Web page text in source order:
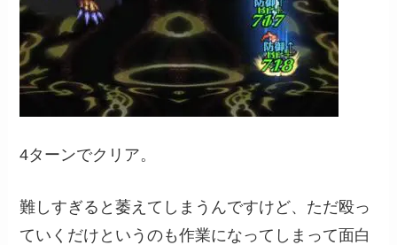
4ターンでクリア。
難しすぎると萎えてしまうんですけど、ただ殴っ
ていくだけというのも作業になってしまって面白